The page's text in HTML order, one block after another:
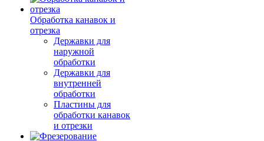
Обработка канавок и
отрезка
Державки для
наружной
обработки
Державки для
внутренней
обработки
Пластины для
обработки канавок
и отрезки